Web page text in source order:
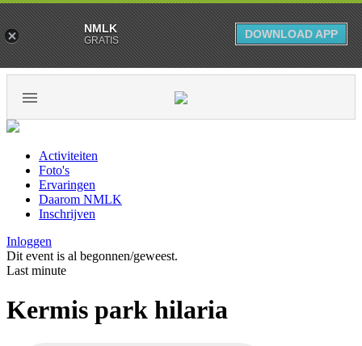
Activiteiten
Foto's
Ervaringen
Daarom NMLK
Inschrijven
Inloggen
Dit event is al begonnen/geweest.
Last minute
Kermis park hilaria
NMLK
GRATIS DOWNLOAD APP